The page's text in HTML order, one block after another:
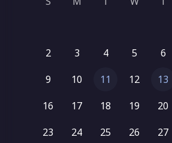
* sinu aastane käive on üle 30 000 €.
2
3 4 5 6
9
10 11 12 13
16
17 18 19 20
23
24 25 26 27